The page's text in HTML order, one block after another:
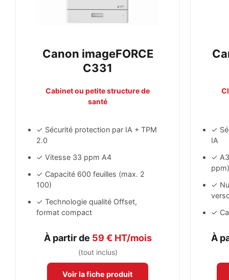
Canon imageFORCE
C331
Cabinet ou petite structure de
santé
✓ Sécurité protection par IA + TPM
2.0
✓ Vitesse 33 ppm A4
✓ Capacité 600 feuilles (max. 2
100)
✓ Technologie qualité Offset,
format compact
À partir de 59 € HT/mois
(tout inclus)
Voir la fiche produit
✓
IA
✓
ppm)
✓
✓
À